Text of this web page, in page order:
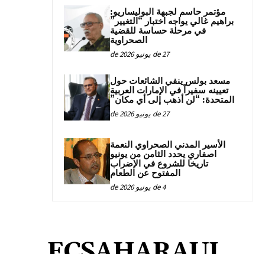
مؤتمر حاسم لجبهة البوليساريو:
براهيم غالي يواجه اختبار “التغيير”
في مرحلة حساسة للقضية
الصحراوية
27 de يونيو de 2026
مسعد بولس ينفي الشائعات حول
تعيينه سفيراً في الإمارات العربية
المتحدة: “لن أذهب إلى أي مكان”
27 de يونيو de 2026
الأسير المدني الصحراوي النعمة
اصفاري يحدد الثامن من يونيو
تاريخا للشروع في الإضراب
المفتوح عن الطعام
4 de يونيو de 2026